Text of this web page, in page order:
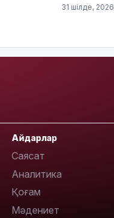
31 шілде, 2026
Айдарлар
Саясат
Аналитика
Қоғам
Мәдениет